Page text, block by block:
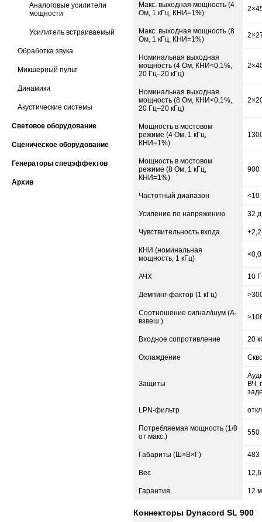
Аналоговые усилители
мощности
Усилитель встраиваемый
Обработка звука
Микшерный пульт
Динамики
Акустические системы
Световое оборудование
Сценическое оборудование
Генераторы спецэффектов
Архив
Макс. выходная мощность (4
Ом, 1 кГц, КНИ=1%)
Макс. выходная мощность (8
Ом, 1 кГц, КНИ=1%)
Номинальная выходная
мощность (4 Ом, КНИ<0,1%,
20 Гц–20 кГц)
Номинальная выходная
мощность (8 Ом, КНИ<0,1%,
20 Гц–20 кГц)
Мощность в мостовом
режиме (4 Ом, 1 кГц,
КНИ=1%)
Мощность в мостовом
режиме (8 Ом, 1 кГц,
КНИ=1%)
900
Частотный диапазон <10
Усиление по напряжению 32
Чувствительность входа
КНИ (номинальная
мощность, 1 кГц)
АЧХ 10
Демпинг-фактор (1 кГц)
Соотношение сигнал/шум (А-
взвеш.)
Входное сопротивление 20
Охлаждение
Защиты
ВЧ,
LPN-фильтр
Потребляемая мощность (1/8
от макс.)
550
Габариты (Ш×В×Г) 483
Вес 12,6
Гарантия 12
Коннекторы Dynacord SL 900